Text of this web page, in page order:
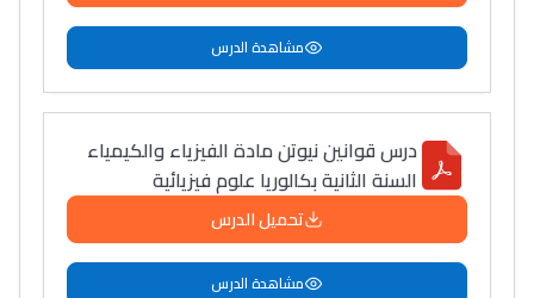
مشاهدة الدرس
درس قوانين نيوتن مادة الفيزياء والكيمياء
السنة الثانية بكالوريا علوم فيزيائية
تحميل الدرس
مشاهدة الدرس